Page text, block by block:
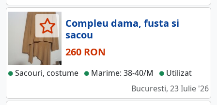
Compleu dama, fusta si
sacou
260 RON
Sacouri, costume Marime: 38-40/M
Utilizat
Bucuresti, 23 Iulie '26